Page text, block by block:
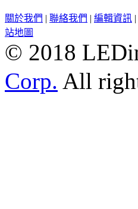
關於我們 | 聯絡我們 | 編輯資訊 |
站地圖
© 2018
Corp. All